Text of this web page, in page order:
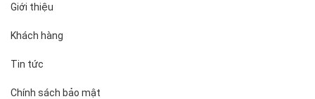
Giới thiệu
Khách hàng
Tin tức
Chính sách bảo mật